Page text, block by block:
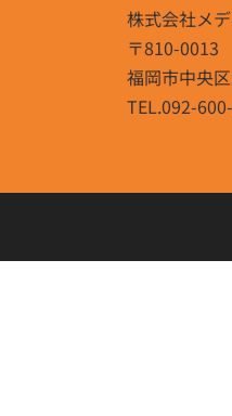
株式会社メ
〒810-0013
福岡市中央
TEL.092-